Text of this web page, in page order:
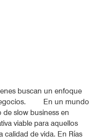
buscan un enfoque
negocios. En un mundo
de slow business en
viable para aquellos
calidad de vida. En Rías